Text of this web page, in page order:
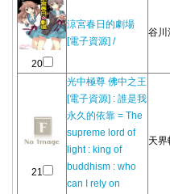
20
涼宮春日的劇場
[電子資源] /
谷川
21
光中極尊 佛中之王
[電子資源] : 誰是我
永久的依靠 = The
supreme lord of
light : king of
buddhism : who
can I rely on
天界